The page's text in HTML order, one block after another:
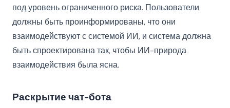
под уровень ограниченного риска. Пользователи
должны быть проинформированы, что они
взаимодействуют с системой ИИ, и система должна
быть спроектирована так, чтобы ИИ-природа
взаимодействия была ясна.
Раскрытие чат-бота